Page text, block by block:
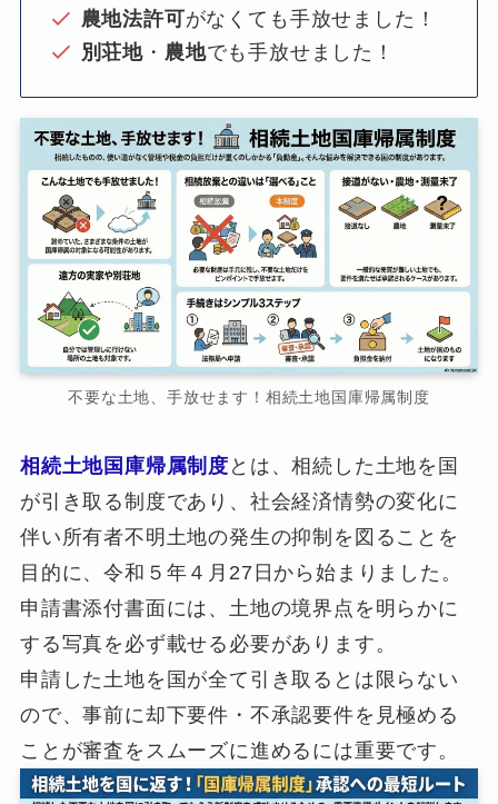
農地法許可がなくても手放せました！
別荘地 ・ 農地でも手放せました！
不要な土地、手放せます！相続土地国庫帰属制度
相続土地国庫帰属制度 とは、相続した土地を国
が引き取る制度であり、社会経済情勢の変化に
伴い所有者不明土地の発生の抑制を図ることを
目的に、令和５年４月27日から始まりました。
申請書添付書面には、土地の境界点を明らかに
する写真を必ず載せる必要があります。
申請した土地を国が全て引き取るとは限らない
ので、事前に却下要件・不承認要件を見極める
ことが審査をスムーズに進めるには重要です。